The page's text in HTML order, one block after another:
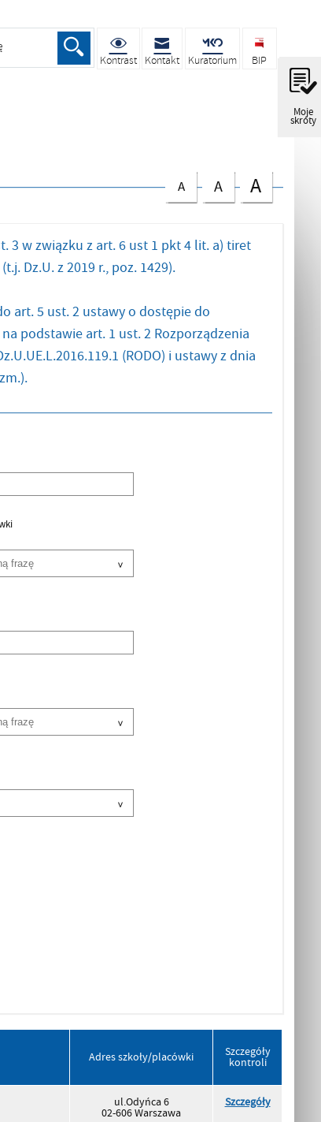
Moje
skróty
Kontrast Kontakt Kuratorium BIP
A A A
3 w związku z art. 6 ust 1 pkt 4 lit. a) tiret
Dz.U. z 2019 r., poz. 1429).
art. 5 ust. 2 ustawy o dostępie do
podstawie art. 1 ust. 2 Rozporządzenia
(RODO) i ustawy z dnia
Adres szkoły/placówki Szczegóły
kontroli
ul.Odyńca 6
02-606 Warszawa
Szczegóły